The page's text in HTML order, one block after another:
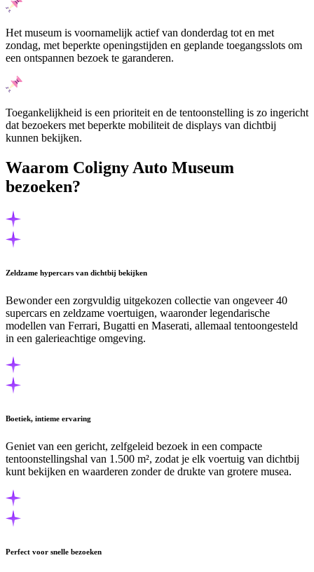
Het museum is voornamelijk actief van donderdag tot en met
zondag, met beperkte openingstijden en geplande toegangsslots om
een ontspannen bezoek te garanderen.
Toegankelijkheid is een prioriteit en de tentoonstelling is zo ingericht
dat bezoekers met beperkte mobiliteit de displays van dichtbij
kunnen bekijken.
Waarom Coligny Auto Museum
bezoeken?
Zeldzame hypercars van dichtbij bekijken
Bewonder een zorgvuldig uitgekozen collectie van ongeveer 40
supercars en zeldzame voertuigen, waaronder legendarische
modellen van Ferrari, Bugatti en Maserati, allemaal tentoongesteld
in een galerieachtige omgeving.
Boetiek, intieme ervaring
Geniet van een gericht, zelfgeleid bezoek in een compacte
tentoonstellingshal van 1.500 m², zodat je elk voertuig van dichtbij
kunt bekijken en waarderen zonder de drukte van grotere musea.
Perfect voor snelle bezoeken